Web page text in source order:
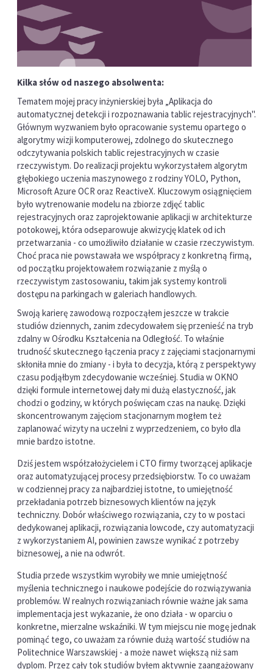
Kilka słów od naszego absolwenta:
Tematem mojej pracy inżynierskiej była „Aplikacja do
automatycznej detekcji i rozpoznawania tablic rejestracyjnych".
Głównym wyzwaniem było opracowanie systemu opartego o
algorytmy wizji komputerowej, zdolnego do skutecznego
odczytywania polskich tablic rejestracyjnych w czasie
rzeczywistym. Do realizacji projektu wykorzystałem algorytm
głębokiego uczenia maszynowego z rodziny YOLO, Python,
Microsoft Azure OCR oraz ReactiveX. Kluczowym osiągnięciem
było wytrenowanie modelu na zbiorze zdjęć tablic
rejestracyjnych oraz zaprojektowanie aplikacji w architekturze
potokowej, która odseparowuje akwizycję klatek od ich
przetwarzania - co umożliwiło działanie w czasie rzeczywistym.
Choć praca nie powstawała we współpracy z konkretną firmą,
od początku projektowałem rozwiązanie z myślą o
rzeczywistym zastosowaniu, takim jak systemy kontroli
dostępu na parkingach w galeriach handlowych.
Swoją karierę zawodową rozpocząłem jeszcze w trakcie
studiów dziennych, zanim zdecydowałem się przenieść na tryb
zdalny w Ośrodku Kształcenia na Odległość. To właśnie
trudność skutecznego łączenia pracy z zajęciami stacjonarnymi
skłoniła mnie do zmiany - i była to decyzja, którą z perspektywy
czasu podjąłbym zdecydowanie wcześniej. Studia w OKNO
dzięki formule internetowej dały mi dużą elastyczność, jak
chodzi o godziny, w których poświęcam czas na naukę. Dzięki
skoncentrowanym zajęciom stacjonarnym mogłem też
zaplanować wizyty na uczelni z wyprzedzeniem, co było dla
mnie bardzo istotne.
Dziś jestem współzałożycielem i CTO firmy tworzącej aplikacje
oraz automatyzującej procesy przedsiębiorstw. To co uważam
w codziennej pracy za najbardziej istotne, to umiejętność
przekładania potrzeb biznesowych klientów na język
techniczny. Dobór właściwego rozwiązania, czy to w postaci
dedykowanej aplikacji, rozwiązania lowcode, czy automatyzacji
z wykorzystaniem AI, powinien zawsze wynikać z potrzeby
biznesowej, a nie na odwrót.
Studia przede wszystkim wyrobiły we mnie umiejętność
myślenia technicznego i naukowe podejście do rozwiązywania
problemów. W realnych rozwiązaniach równie ważne jak sama
implementacja jest wykazanie, że ono działa - w oparciu o
konkretne, mierzalne wskaźniki. W tym miejscu nie mogę jednak
pominąć tego, co uważam za równie dużą wartość studiów na
Politechnice Warszawskiej - a może nawet większą niż sam
dyplom. Przez cały tok studiów byłem aktywnie zaangażowany